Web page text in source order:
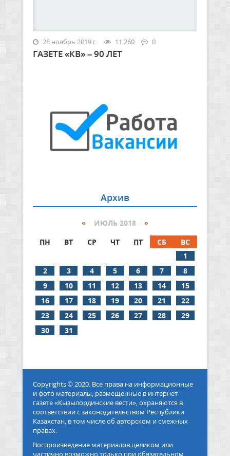
28 ноябрь 2019 г. 11 260 0
ГАЗЕТЕ «КВ» – 90 ЛЕТ
Архив
« ИЮЛЬ 2018 »
ПН
ВТ СР ЧТ ПТ СБ
ВС
1
2
3 4 5 6 7
8
9
10 11 12 13 14
15
16
17 18 19 20 21
22
23
24 25 26 27 28
29
30
31
Copyrights © 2020. Все права на информационные
и фото материалы, размещенные в интернет-
газете «Кызылординские вести», охраняются в
соответствии с законодательством Республики
Казахстан, в том числе об авторском и смежных
правах.
Воспроизведение материалов целиком или
частично возможно только при обязательном